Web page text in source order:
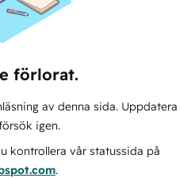
förlorat.
av denna sida. Uppdatera
igen.
kontrollera vår statussida på
.